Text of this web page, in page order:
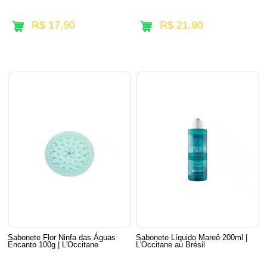
R$ 17,90 R$ 21,90
Sabonete Flor Ninfa das Águas
Encanto 100g | L'Occitane
Sabonete Líquido Mareô 200ml |
L'Occitane au Brésil